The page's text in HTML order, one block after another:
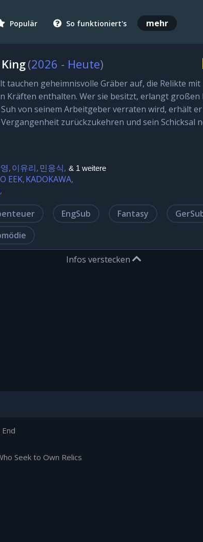
Populär So funktioniert's mehr
(2026 - Heute)
tauchen geheimnisvolle Gräber auf, die Relikte mit
Kräften enthalten. Wer sie besitzt, erlangt großen
von seinem Arbeitgeber verraten wird, erhält er
zurückzukehren und sein Schicksal
이유리 민응식 & 1 weitere
EEK KADOKAWA
EngSub Fantasy
Infos verstecken
Seek to Own Relics